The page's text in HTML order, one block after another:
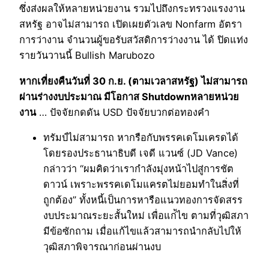
ซึ่งส่งผลให้หลายหน่วยงาน รวมไปถึงกระทรวงแรงงาน
สหรัฐ อาจไม่สามารถ เปิดเผยตัวเลข Nonfarm อัตรา
การว่างาน จำนวนผู้ขอรับสวัสดิการว่างงาน ได้ ปิดแท่ง
รายวันวานนี้ Bullish Marubozo
หากเที่ยงคืนวันที่ 30 ก.ย. (ตามเวลาสหรัฐ) ไม่สามารถ
ผ่านร่างงบประมาณ มีโอกาส Shutdownหลายหน่วย
งาน… ปัจจัยกดดัน USD ปัจจัยบวกต่อทองคำ
ทรัมป์ไม่สามารถ หากรือกับพรรคเดโมเครดได้
โดยรองประธานาธิบดี เจดี แวนซ์ (JD Vance)
กล่าวว่า “ผมคิดว่าเรากำลังมุ่งหน้าไปสู่การชัต
ดาวน์ เพราะพรรคเดโมแครตไม่ยอมทำในสิ่งที่
ถูกต้อง” ทั้งหนี้เป็นการหารือแนวทองการจัดสรร
งบประมาณระยะสั้นใหม่ เพื่อแก่้ไข ตามที่วุฒิสภา
มีข้อซักถาม เมื่อแก้ไขแล้วสามารถนำกลับไปให้
วุฒิสภาพิจารณาก่อนผ่านงบ